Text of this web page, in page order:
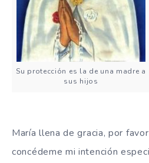
Su protección es la de una madre a
sus hijos
María llena de gracia, por
concédeme mi intención